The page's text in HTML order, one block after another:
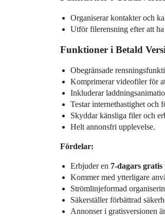
Organiserar kontakter och
Utför filerensning efter att ha
Funktioner i Betald
Obegränsade
Komprimerar videofiler för
Inkluderar
Testar internethastighet och
Skyddar känsliga filer och
Helt annonsfri upplevelse.
Fördelar:
Erbjuder en 7-dagars
Kommer med ytterligare
Strömlinjeformad
Säkerställer förbättrad
Annonser i gratisversionen